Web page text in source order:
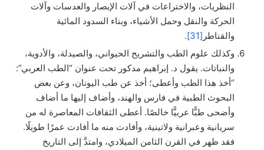
النظريات، والاختراعات في آلات الإبصار والعدسات وآلات
الحركة والنقل وحمل الأشياء، وبناء السدود المائية
والقناطر [31]
.
وكذلك علوم الطب والتشريح الحيواني، والصيدلة، والأدوية،
والنباتات. يقول د. إبراهيم مدكور تحت عنوان “الطب العربي”:
“أخذ هذا الطب وأعطى؛ أخذ عن طب اليونان، وعن بعض
البحوث الطبية في فارس والهند، وأضاف إليها ما أضاف
وأضحى طبًّا عربيًّا خالصًا. أعطى الثقافات المعاصرة له من
سريانية وعبرانية ولاتينية، وأفادت منه ما أفادت عمرًا طويلًا.
فقد ظهر في القرن الثامن الميلادي، وامتدَّ إلى التاريخ